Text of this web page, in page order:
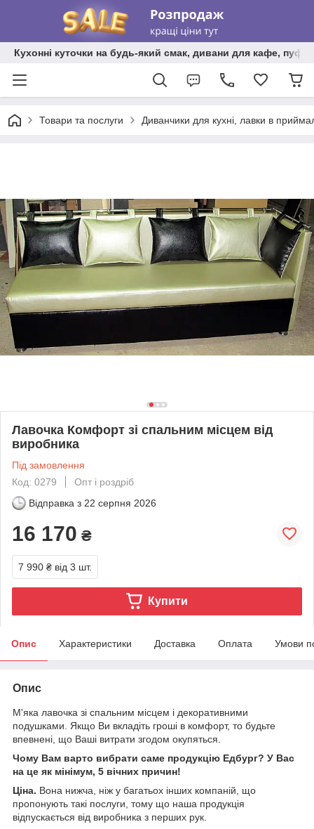
Кухонні куточки на будь-який смак, дивани для кафе,
Товари та послуги Диванчики для кухні, лавки в
Лавочка Комфорт зі спальним місцем від
виробника
Під замовлення
Код: 0279
Опт і роздріб
Відправка з 22 серпня 2026
16 170 ₴
7 990 ₴ від 3 шт.
Купити
Опис Характеристики Доставка Оплата Умови
Опис
М'яка лавочка зі спальним місцем і декоративними
подушками. Якщо Ви вкладіть гроші в комфорт, то будьте
впевнені, що Ваші витрати згодом окупяться.
Чому Вам варто вибрати саме продукцію Едбург? У Вас
на це як мінімум, 5 вічних причин!
Ціна. Вона нижча, ніж у багатьох інших компаній, що
пропонують такі послуги, тому що наша продукція
відпускається від виробника з перших рук.